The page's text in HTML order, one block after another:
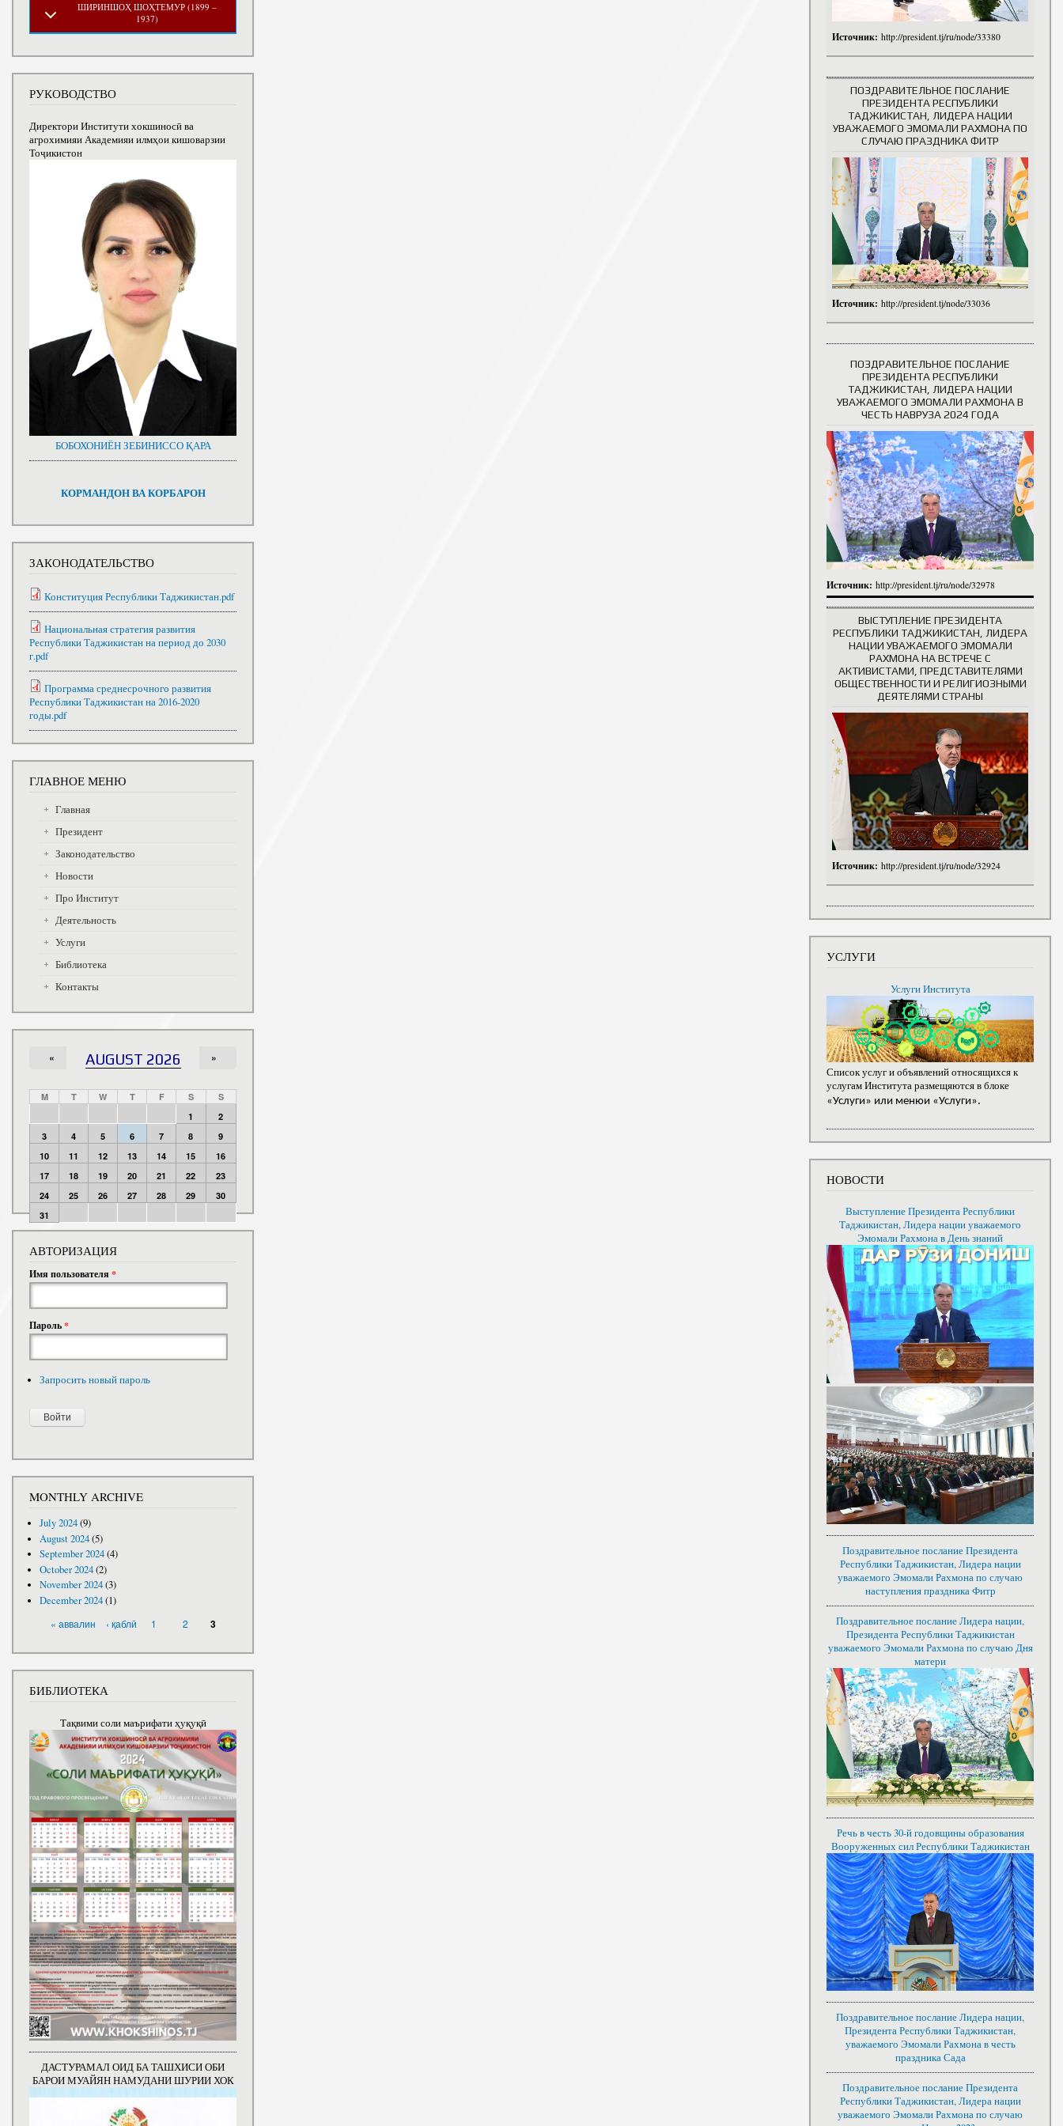
ШИРИНШОҲ ШОҲТЕМУР (1899 –
1937)
РУКОВОДСТВО
Директори Институти хокшиносӣ ва
агрохимияи Академияи илмҳои кишоварзии
Тоҷикистон
БОБОХОНИЁН ЗЕБИНИССО ҚАРА
КОРМАНДОН ВА КОРБАРОН
ЗАКОНОДАТЕЛЬСТВО
Конституция Республики Таджикистан.pdf
Национальная стратегия развития
Республики Таджикистан на период до 2030
г.pdf
Программа среднесрочного развития
Республики Таджикистан на 2016-2020
годы.pdf
ГЛАВНОЕ МЕНЮ
Главная
Президент
Законодательство
Новости
Про Институт
Деятельность
Услуги
Библиотека
Контакты
AUGUST 2026
« »
M T W T F S
S
1
2
3
4 5 6 7 8
9
10
11 12 13 14 15
16
17
18 19 20 21 22
23
24
25 26 27 28 29
30
31
АВТОРИЗАЦИЯ
Имя пользователя *
Пароль*
Запросить новый пароль
MONTHLY ARCHIVE
July 2024(9)
August 2024(5)
September 2024(4)
October 2024(2)
November 2024(3)
December 2024(1)
« аввалин ‹ қаблӣ 1 2 3
БИБЛИОТЕКА
Тақвими соли маърифати ҳуқуқӣ
ДАСТУРАМАЛ ОИД БА ТАШХИСИ ОБИ
БАРОИ МУАЙЯН НАМУДАНИ ШУРИИ ХОК
Источник: http://president.tj/ru/node/33380
ПОЗДРАВИТЕЛЬНОЕ ПОСЛАНИЕ
ПРЕЗИДЕНТА РЕСПУБЛИКИ
ТАДЖИКИСТАН, ЛИДЕРА НАЦИИ
УВАЖАЕМОГО ЭМОМАЛИ РАХМОНА ПО
СЛУЧАЮ ПРАЗДНИКА ФИТР
Источник: http://president.tj/node/33036
ПОЗДРАВИТЕЛЬНОЕ ПОСЛАНИЕ
ПРЕЗИДЕНТА РЕСПУБЛИКИ
ТАДЖИКИСТАН, ЛИДЕРА НАЦИИ
УВАЖАЕМОГО ЭМОМАЛИ РАХМОНА В
ЧЕСТЬ НАВРУЗА 2024 ГОДА
Источник: http://president.tj/ru/node/32978
ВЫСТУПЛЕНИЕ ПРЕЗИДЕНТА
РЕСПУБЛИКИ ТАДЖИКИСТАН, ЛИДЕРА
НАЦИИ УВАЖАЕМОГО ЭМОМАЛИ
РАХМОНА НА ВСТРЕЧЕ С
АКТИВИСТАМИ, ПРЕДСТАВИТЕЛЯМИ
ОБЩЕСТВЕННОСТИ И РЕЛИГИОЗНЫМИ
ДЕЯТЕЛЯМИ СТРАНЫ
Источник: http://president.tj/ru/node/32924
УСЛУГИ
Услуги Института
Список услуг и объявлений относящихся к
услугам Института размещяются в блоке
«Услуги» или менюи «Услуги».
НОВОСТИ
Выступление Президента Республики
Таджикистан, Лидера нации уважаемого
Эмомали Рахмона в День знаний
Поздравительное послание Президента
Республики Таджикистан, Лидера нации
уважаемого Эмомали Рахмона по случаю
наступления праздника Фитр
Поздравительное послание Лидера нации,
Президента Республики Таджикистан
уважаемого Эмомали Рахмона по случаю Дня
матери
Речь в честь 30-й годовщины образования
Вооруженных сил Республики Таджикистан
Поздравительное послание Лидера нации,
Президента Республики Таджикистан,
уважаемого Эмомали Рахмона в честь
праздника Сада
Поздравительное послание Президента
Республики Таджикистан, Лидера нации
уважаемого Эмомали Рахмона по случаю